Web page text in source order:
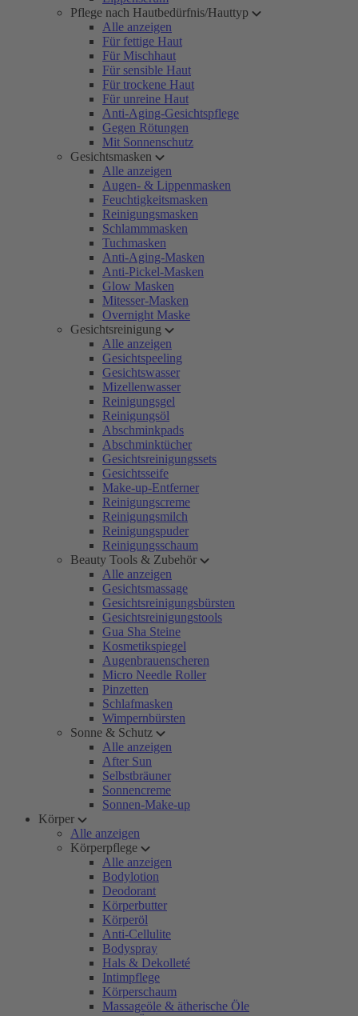
Pflege nach Hautbedürfnis/Hauttyp
Alle anzeigen
Für fettige Haut
Für Mischhaut
Für sensible Haut
Für trockene Haut
Für unreine Haut
Anti-Aging-Gesichtspflege
Gegen Rötungen
Mit Sonnenschutz
Gesichtsmasken
Alle anzeigen
Augen- & Lippenmasken
Feuchtigkeitsmasken
Reinigungsmasken
Schlammmasken
Tuchmasken
Anti-Aging-Masken
Anti-Pickel-Masken
Glow Masken
Mitesser-Masken
Overnight Maske
Gesichtsreinigung
Alle anzeigen
Gesichtspeeling
Gesichtswasser
Mizellenwasser
Reinigungsgel
Reinigungsöl
Abschminkpads
Abschminktücher
Gesichtsreinigungssets
Gesichtsseife
Make-up-Entferner
Reinigungscreme
Reinigungsmilch
Reinigungspuder
Reinigungsschaum
Beauty Tools & Zubehör
Alle anzeigen
Gesichtsmassage
Gesichtsreinigungsbürsten
Gesichtsreinigungstools
Gua Sha Steine
Kosmetikspiegel
Augenbrauenscheren
Micro Needle Roller
Pinzetten
Schlafmasken
Wimpernbürsten
Sonne & Schutz
Alle anzeigen
After Sun
Selbstbräuner
Sonnencreme
Sonnen-Make-up
Körper
Alle anzeigen
Körperpflege
Alle anzeigen
Bodylotion
Deodorant
Körperbutter
Körperöl
Anti-Cellulite
Bodyspray
Hals & Dekolleté
Intimpflege
Körperschaum
Massageöle & ätherische Öle